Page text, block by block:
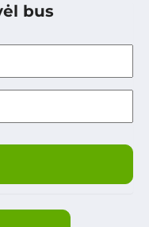
bus